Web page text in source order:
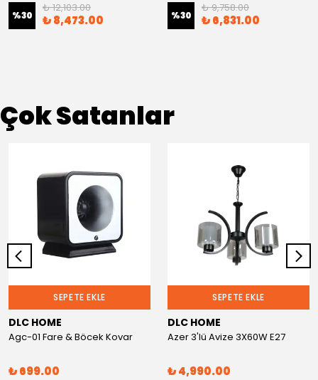
%30
₺ 12,103.00
₺ 8,473.00 %30
₺ 9,758.00
₺ 6,831.00
Çok Satanlar
SEPETE EKLE
DLC HOME
Agc-01 Fare & Böcek Kovar
₺ 699.00
SEPETE EKLE
DLC HOME
Azer 3'lü Avize 3X60W E27
₺ 4,990.00